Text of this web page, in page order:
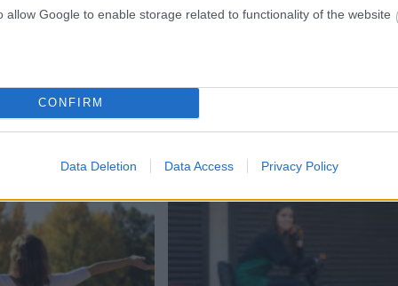
allow Google to enable storage related to functionality of the website
CONFIRM
Data Deletion Data Access Privacy Policy
Anej Piletič zaročil svojo punco!